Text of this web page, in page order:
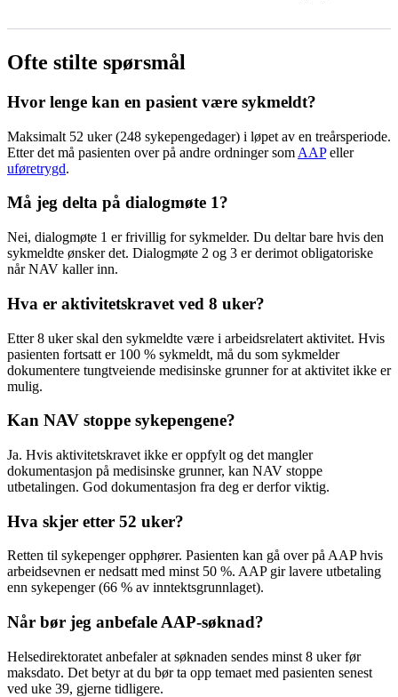
Ofte stilte spørsmål
Hvor lenge kan en pasient være sykmeldt?
Maksimalt 52 uker (248 sykepengedager) i løpet av en treårsperiode.
Etter det må pasienten over på andre ordninger som AAPeller
uføretrygd.
Må jeg delta på dialogmøte 1?
Nei, dialogmøte 1 er frivillig for sykmelder. Du deltar bare hvis den
sykmeldte ønsker det. Dialogmøte 2 og 3 er derimot obligatoriske
når NAV kaller inn.
Hva er aktivitetskravet ved 8 uker?
Etter 8 uker skal den sykmeldte være i arbeidsrelatert aktivitet. Hvis
pasienten fortsatt er 100 % sykmeldt, må du som sykmelder
dokumentere tungtveiende medisinske grunner for at aktivitet ikke er
mulig.
Kan NAV stoppe sykepengene?
Ja. Hvis aktivitetskravet ikke er oppfylt og det mangler
dokumentasjon på medisinske grunner, kan NAV stoppe
utbetalingen. God dokumentasjon fra deg er derfor viktig.
Hva skjer etter 52 uker?
Retten til sykepenger opphører. Pasienten kan gå over på AAP hvis
arbeidsevnen er nedsatt med minst 50 %. AAP gir lavere utbetaling
enn sykepenger (66 % av inntektsgrunnlaget).
Når bør jeg anbefale AAP-søknad?
Helsedirektoratet anbefaler at søknaden sendes minst 8 uker før
maksdato. Det betyr at du bør ta opp temaet med pasienten senest
ved uke 39, gjerne tidligere.